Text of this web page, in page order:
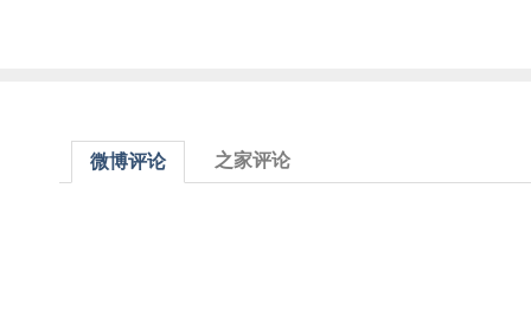
微博评论 之家评论